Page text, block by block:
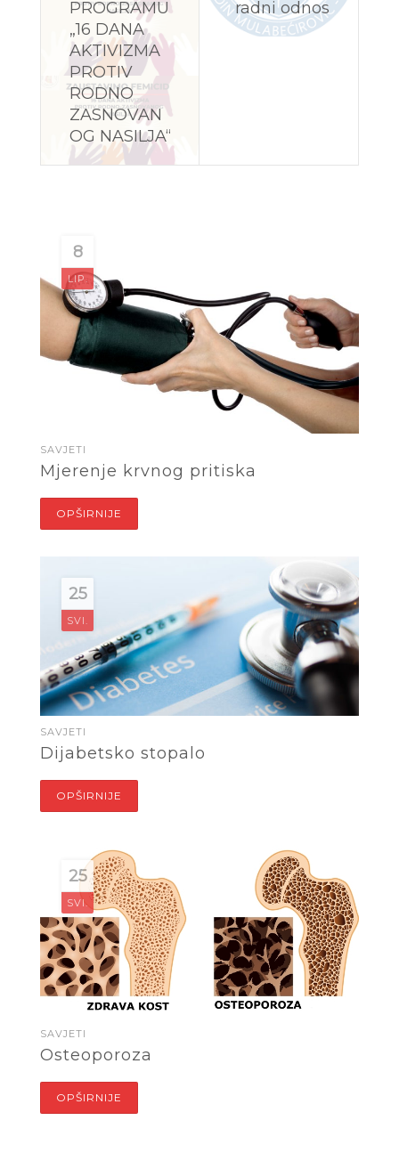
PROGRAMU
„16 DANA
AKTIVIZMA
PROTIV
RODNO
ZASNOVAN
OG NASILJA“
radni odnos
8
LIP.
SAVJETI
Mjerenje krvnog pritiska
OPŠIRNIJE
25
SVI.
SAVJETI
Dijabetsko stopalo
OPŠIRNIJE
25
SVI.
SAVJETI
Osteoporoza
OPŠIRNIJE